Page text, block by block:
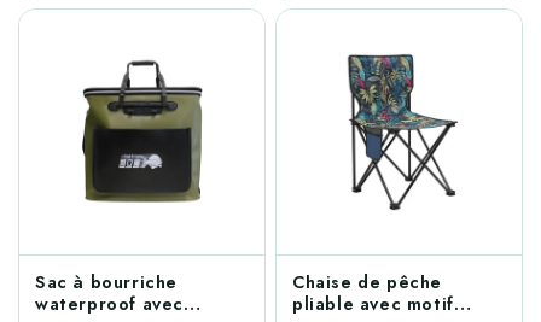
Sac à bourriche
waterproof avec
Chaise de pêche
pliable avec motif